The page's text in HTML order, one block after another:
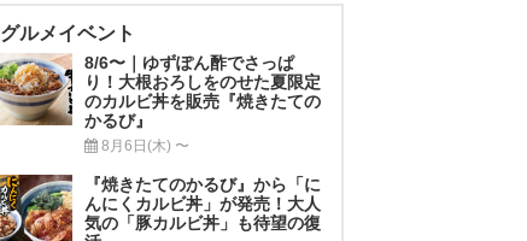
グルメイベント
8/6〜｜ゆずぽん酢でさっぱ
り！大根おろしをのせた夏限定
のカルビ丼を販売『焼きたての
かるび』
8月6日(木) 〜
『焼きたてのかるび』から「に
んにくカルビ丼」が発売！大人
気の「豚カルビ丼」も待望の復